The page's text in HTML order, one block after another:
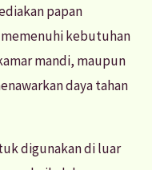
papan
kebutuhan
mandi, maupun
daya tahan
digunakan di luar